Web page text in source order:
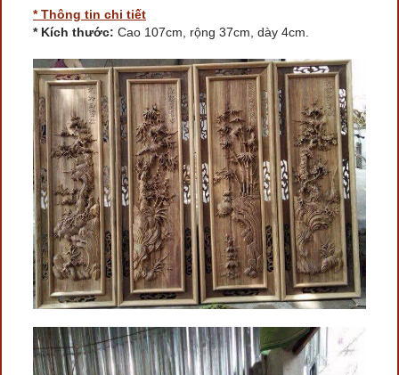
* Thông tin chi tiết
* Kích thước: Cao 107cm, rộng 37cm, dày 4cm.